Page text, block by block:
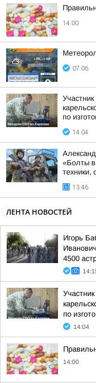
14:00
07:06
по
14:04
«Болты
техники,
13:46
ЛЕНТА НОВОСТЕЙ
Игорь
4500
по
14:04
14:00